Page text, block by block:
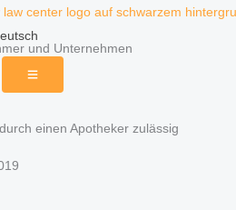
und Unternehmen
einen Apotheker zulässig